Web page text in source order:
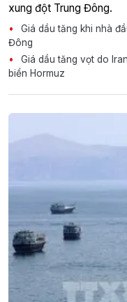
xung đột Trung Đông.
Giá dầu tăng khi nhà
Đông
Giá dầu tăng vọt do
biển Hormuz